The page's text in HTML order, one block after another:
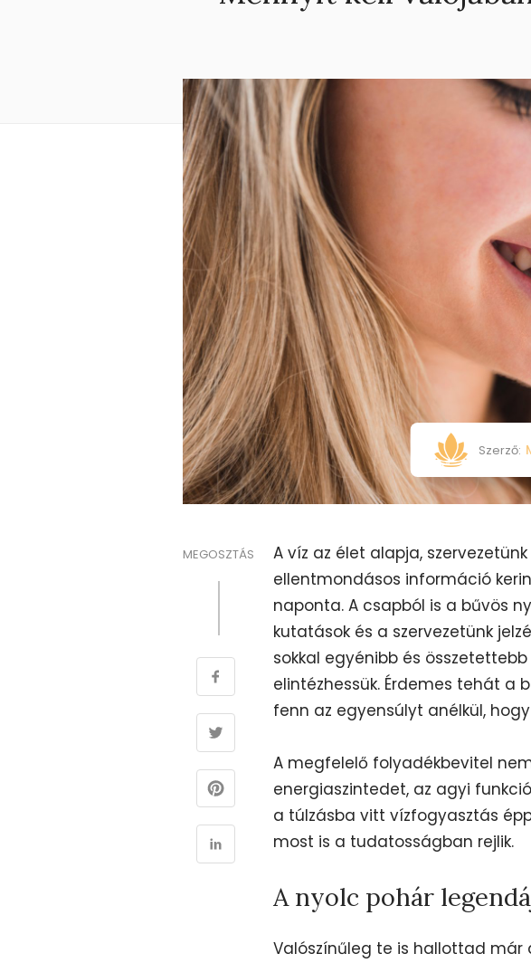
Szerző:
MEGOSZTÁS
A víz az élet alapja,
ellentmondásos információ
naponta. A csapból is a bűvös
kutatások és a szervezetünk
sokkal egyénibb és
elintézhessük. Érdemes tehát
fenn az egyensúlyt anélkül,
A megfelelő folyadékbevitel
energiaszintedet, az agyi
a túlzásba vitt vízfogyasztás
most is a tudatosságban rejlik.
A nyolc pohár
Valószínűleg te is hallottad már